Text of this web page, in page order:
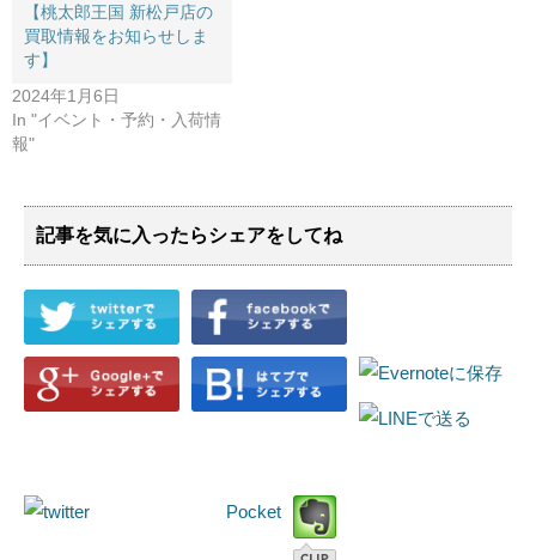
【桃太郎王国 新松戸店の
買取情報をお知らせしま
す】
2024年1月6日
In "イベント・予約・入荷情
報"
記事を気に入ったらシェアをしてね
Pocket